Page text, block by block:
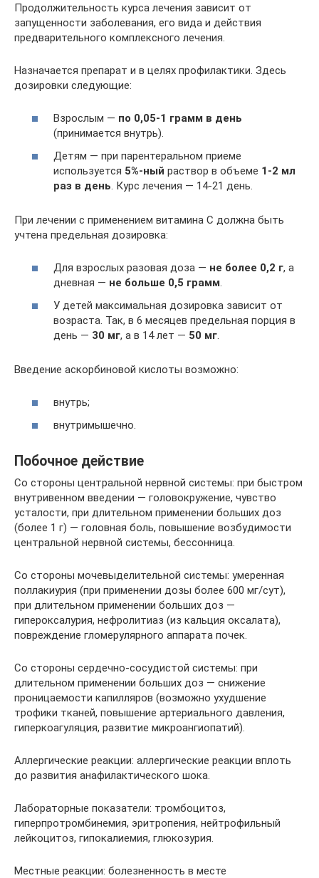
Продолжительность курса лечения зависит от
запущенности заболевания, его вида и действия
предварительного комплексного лечения.
Назначается препарат и в целях профилактики. Здесь
дозировки следующие:
Взрослым — по 0,05-1 грамм в день
(принимается внутрь).
Детям — при парентеральном приеме
используется 5%-ный раствор в объеме 1-2 мл
раз в день . Курс лечения — 14-21 день.
При лечении с применением витамина С должна быть
учтена предельная дозировка:
Для взрослых разовая доза — не более 0,2 г, а
дневная — не больше 0,5 грамм.
У детей максимальная дозировка зависит от
возраста. Так, в 6 месяцев предельная порция в
день — 30 мг, а в 14 лет — 50 мг
Введение аскорбиновой кислоты возможно:
внутрь;
внутримышечно.
Побочное действие
Со стороны центральной нервной системы: при быстром
внутривенном введении — головокружение, чувство
усталости, при длительном применении больших доз
(более 1 г) — головная боль, повышение возбудимости
центральной нервной системы, бессонница.
Со стороны мочевыделительной системы: умеренная
поллакиурия (при применении дозы более 600 мг/сут),
при длительном применении больших доз —
гипероксалурия, нефролитиаз (из кальция оксалата),
повреждение гломерулярного аппарата почек.
Со стороны сердечно-сосудистой системы: при
длительном применении больших доз — снижение
проницаемости капилляров (возможно ухудшение
трофики тканей, повышение артериального давления,
гиперкоагуляция, развитие микроангиопатий).
Аллергические реакции: аллергические реакции вплоть
до развития анафилактического шока.
Лабораторные показатели: тромбоцитоз,
гиперпротромбинемия, эритропения, нейтрофильный
лейкоцитоз, гипокалиемия, глюкозурия.
Местные реакции: болезненность в месте